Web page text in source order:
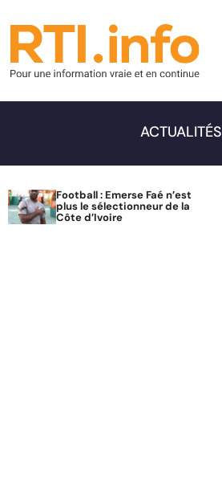
ACTUALITÉS
Football : Emerse Faé n’est
plus le sélectionneur de la
Côte d’Ivoire